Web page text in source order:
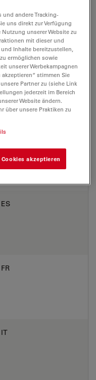
und andere Tracking-
uns direkt zur Verfügung
unserer Website zu
mit dieser und
Inhalte bereitzustellen,
ermöglichen sowie
unserer Werbekampagnen
stimmen Sie
Partner zu (siehe Link
jederzeit im Bereich
Website ändern.
über unsere Praktiken zu
akzeptieren